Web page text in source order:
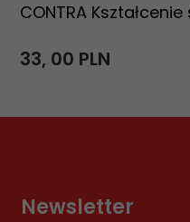
CONTRA
33, 00 PLN
Newsletter